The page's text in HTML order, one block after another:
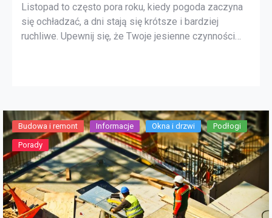
Listopad to często pora roku, kiedy pogoda zaczyna
się ochładzać, a dni stają się krótsze i bardziej
ruchliwe. Upewnij się, że Twoje jesienne czynności
najważniejszym miejscem w domu, które […]
Budowa i remont Informacje Okna i drzwi Podłogi
Porady